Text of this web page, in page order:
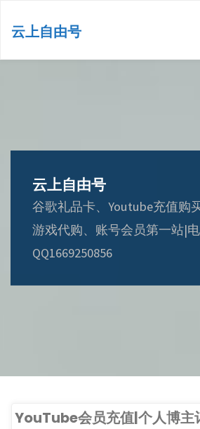
云上自由号
云上自由号
谷歌礼品卡、Youtube充值购
游戏代购、账号会员第一站|电
QQ1669250856
YouTube会员充值|个人博主